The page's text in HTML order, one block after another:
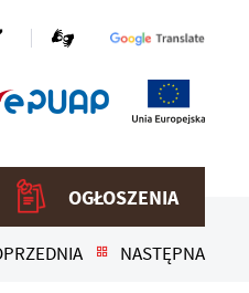
OGŁOSZENIA
NASTĘPNA